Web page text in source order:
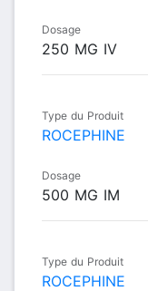
Dosage
250 MG IV
Type du Produit
ROCEPHINE
Dosage
500 MG IM
Type du Produit
ROCEPHINE